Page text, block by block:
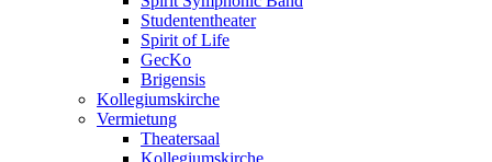
Studententheater
Spirit of Life
GecKo
Brigensis
Kollegiumskirche
Vermietung
Theatersaal
Kollegiumskirche